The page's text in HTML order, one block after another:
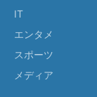
IT
エンタメ
スポーツ
メディア